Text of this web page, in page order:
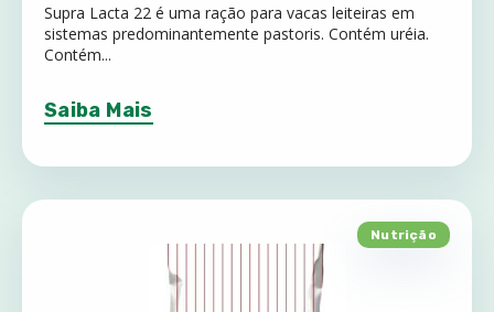
Supra Lacta 22 é uma ração para vacas leiteiras em
sistemas predominantemente pastoris. Contém uréia.
Contém...
Saiba Mais
Nutrição